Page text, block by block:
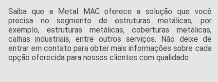
Saiba que a Metal MAC oferece a solução que você
precisa no segmento de estruturas metálicas, por
exemplo, estruturas metálicas, coberturas metálicas,
calhas industriais, entre outros serviços. Não deixe de
entrar em contato para obter mais informações sobre cada
opção oferecida para nossos clientes com qualidade.